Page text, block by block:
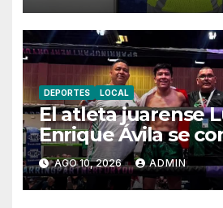
DEPORTES LOCAL
El atleta juarense
Enrique Ávila se
subcampeón en el
Campeonato
2026 en Berlín
AGO 10, 2026 ADMIN